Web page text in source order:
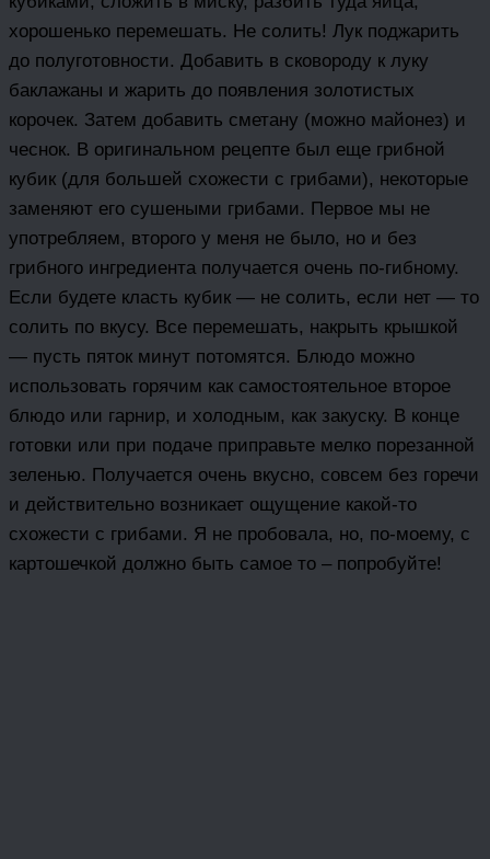
хорошенько перемешать. Не солить! Лук поджарить
до полуготовности. Добавить в сковороду к луку
баклажаны и жарить до появления золотистых
корочек. Затем добавить сметану (можно майонез) и
чеснок. В оригинальном рецепте был еще грибной
кубик (для большей схожести с грибами), некоторые
заменяют его сушеными грибами. Первое мы не
употребляем, второго у меня не было, но и без
грибного ингредиента получается очень по-гибному.
Если будете класть кубик — не солить, если нет — то
солить по вкусу. Все перемешать, накрыть крышкой
— пусть пяток минут потомятся. Блюдо можно
использовать горячим как самостоятельное второе
блюдо или гарнир, и холодным, как закуску. В конце
готовки или при подаче приправьте мелко порезанной
зеленью. Получается очень вкусно, совсем без горечи
и действительно возникает ощущение какой-то
схожести с грибами. Я не пробовала, но, по-моему, с
картошечкой должно быть самое то – попробуйте!